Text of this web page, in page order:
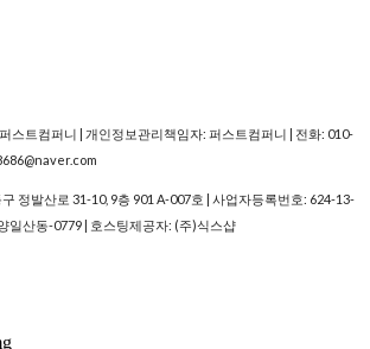
스트컴퍼니 | 개인정보관리책임자: 퍼스트컴퍼니 | 전화: 010-
정발산로 31-10, 9층 901 A-007호 | 사업자등록번호: 624-13-
일산동-0779 | 호스팅제공자: (주)식스샵